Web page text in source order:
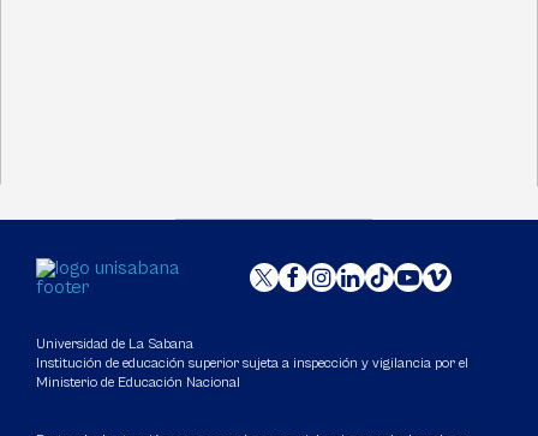
Universidad de La Sabana
Institución de educación superior sujeta a inspección y vigilancia por el
Ministerio de Educación Nacional